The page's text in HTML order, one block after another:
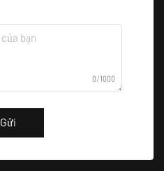
0/1000
Gửi